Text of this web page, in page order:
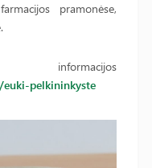
pramonėse,
pelkininkyste